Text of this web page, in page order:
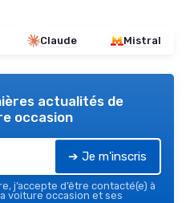
Claude Mistral
actualités de
occasion
➔ Je m'inscris
j’accepte d’être contacté(e) à
voiture occasion et ses